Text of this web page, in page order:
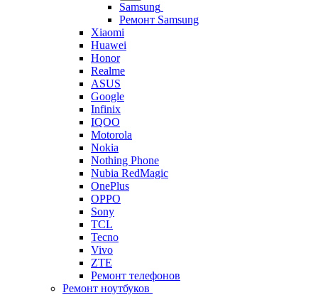
Samsung
Ремонт Samsung
Xiaomi
Huawei
Honor
Realme
ASUS
Google
Infinix
IQOO
Motorola
Nokia
Nothing Phone
Nubia RedMagic
OnePlus
OPPO
Sony
TCL
Tecno
Vivo
ZTE
Ремонт телефонов
Ремонт ноутбуков